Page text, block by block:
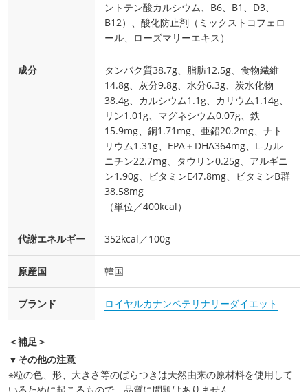
ントテン酸カルシウム、B6、B1、D3、
B12）、酸化防止剤（ミックストコフェロ
ール、ローズマリーエキス）
成分
タンパク質38.7g、脂肪12.5g、食物繊維
14.8g、灰分9.8g、水分6.3g、炭水化物
38.4g、カルシウム1.1g、カリウム1.14g、
リン1.01g、マグネシウム0.07g、鉄
15.9mg、銅1.71mg、亜鉛20.2mg、ナト
リウム1.31g、EPA＋DHA364mg、L-カル
ニチン22.7mg、タウリン0.25g、アルギニ
ン1.90g、ビタミンE47.8mg、ビタミンB群
38.58mg
（単位／400kcal）
代謝エネルギー 352kcal／100g
原産国 韓国
ブランド ロイヤルカナンベテリナリーダイエット
＜補足＞
▼その他の注意
※粒の色、形、大きさ等のばらつきは天然由来の原材料を使用して